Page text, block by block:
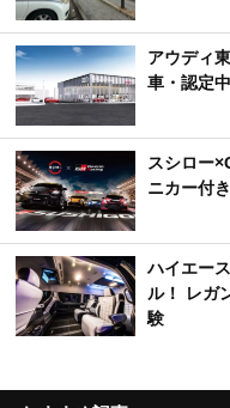
アウディ
車・認定
スシロー
ニカー付
ハイエー
ル！ レガ
験